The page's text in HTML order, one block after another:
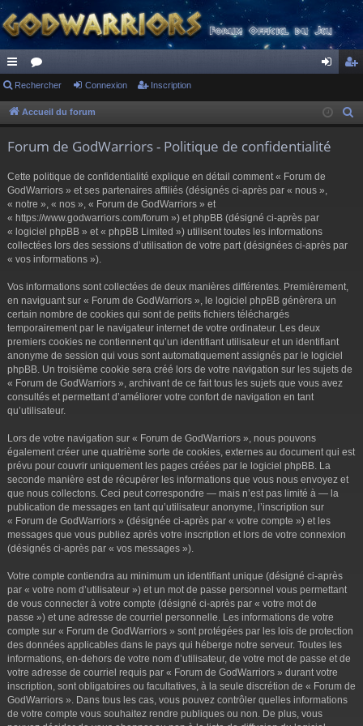
ac
co
s
or
u ne cri
Rechercher Connexion Inscription
Accueil du forum
Forum de GodWarriors - Politique de confidentialité
Cette politique de confidentialité explique en détail comment « Forum de
GodWarriors » et ses partenaires affiliés (désignés ci-après par « nous »,
« notre », « nos », « Forum de GodWarriors » et
« https://www.godwarriors.com/forum ») et phpBB (désigné ci-après par
« logiciel phpBB » et « phpBB Limited ») utilisent toutes les informations
collectées lors des sessions d’utilisation de votre part (désignées ci-après par
« vos informations »).
Vos informations sont collectées de deux manières différentes. Premièrement,
en naviguant sur « Forum de GodWarriors », le logiciel phpBB génèrera un
certain nombre de cookies qui sont de petits fichiers téléchargés
temporairement par le navigateur internet de votre ordinateur. Les deux
premiers cookies ne contiennent qu’un identifiant utilisateur et un identifiant
anonyme de session qui vous sont automatiquement assignés par le logiciel
phpBB. Un troisième cookie sera créé lors de votre navigation sur les sujets de
« Forum de GodWarriors », archivant de ce fait tous les sujets que vous avez
consultés et permettant d’améliorer votre confort de navigation en tant
qu’utilisateur.
Lors de votre navigation sur « Forum de GodWarriors », nous pouvons
également créer une quatrième sorte de cookies, externes au document qui est
prévu pour couvrir uniquement les pages créées par le logiciel phpBB. La
seconde manière est de récupérer les informations que vous nous envoyez et
que nous collectons. Ceci peut correspondre — mais n’est pas limité à — la
publication de messages en tant qu’utilisateur anonyme, l’inscription sur
« Forum de GodWarriors » (désignée ci-après par « votre compte ») et les
messages que vous publiez après votre inscription et lors de votre connexion
(désignés ci-après par « vos messages »).
Votre compte contiendra au minimum un identifiant unique (désigné ci-après
par « votre nom d’utilisateur ») et un mot de passe personnel vous permettant
de vous connecter à votre compte (désigné ci-après par « votre mot de
passe ») et une adresse de courriel personnelle. Les informations de votre
compte sur « Forum de GodWarriors » sont protégées par les lois de protection
des données applicables dans le pays qui héberge notre serveur. Toutes les
informations, en-dehors de votre nom d’utilisateur, de votre mot de passe et de
votre adresse de courriel requis par « Forum de GodWarriors » durant votre
inscription, sont obligatoires ou facultatives, à la seule discrétion de « Forum de
GodWarriors ». Dans tous les cas, vous pouvez contrôler quelles informations
de votre compte vous souhaitez rendre publiques ou non. De plus, vous